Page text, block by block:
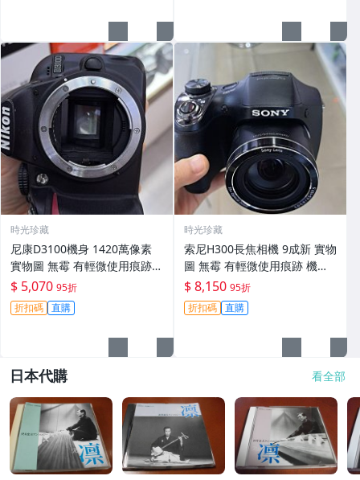
時光珍藏
尼康D3100機身 1420萬像素
實物圖 無霉 有輕微使用痕跡
機身原裝 無拆修無翻新 臨-34
3
$ 5,070 95折
折扣碼 直購
時光珍藏
索尼H300長焦相機 9成新 實物
圖 無霉 有輕微使用痕跡 機身
鏡頭原裝 無拆修無翻新-3430
$ 8,150 95折
折扣碼 直購
日本代購 看全部